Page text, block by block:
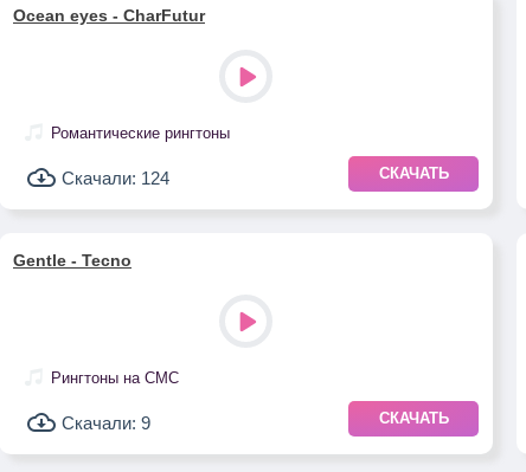
Ocean eyes - CharFutur
Романтические рингтоны
Скачали: 124 СКАЧАТЬ
Gentle - Tecno
Рингтоны на СМС
Скачали: 9 СКАЧАТЬ